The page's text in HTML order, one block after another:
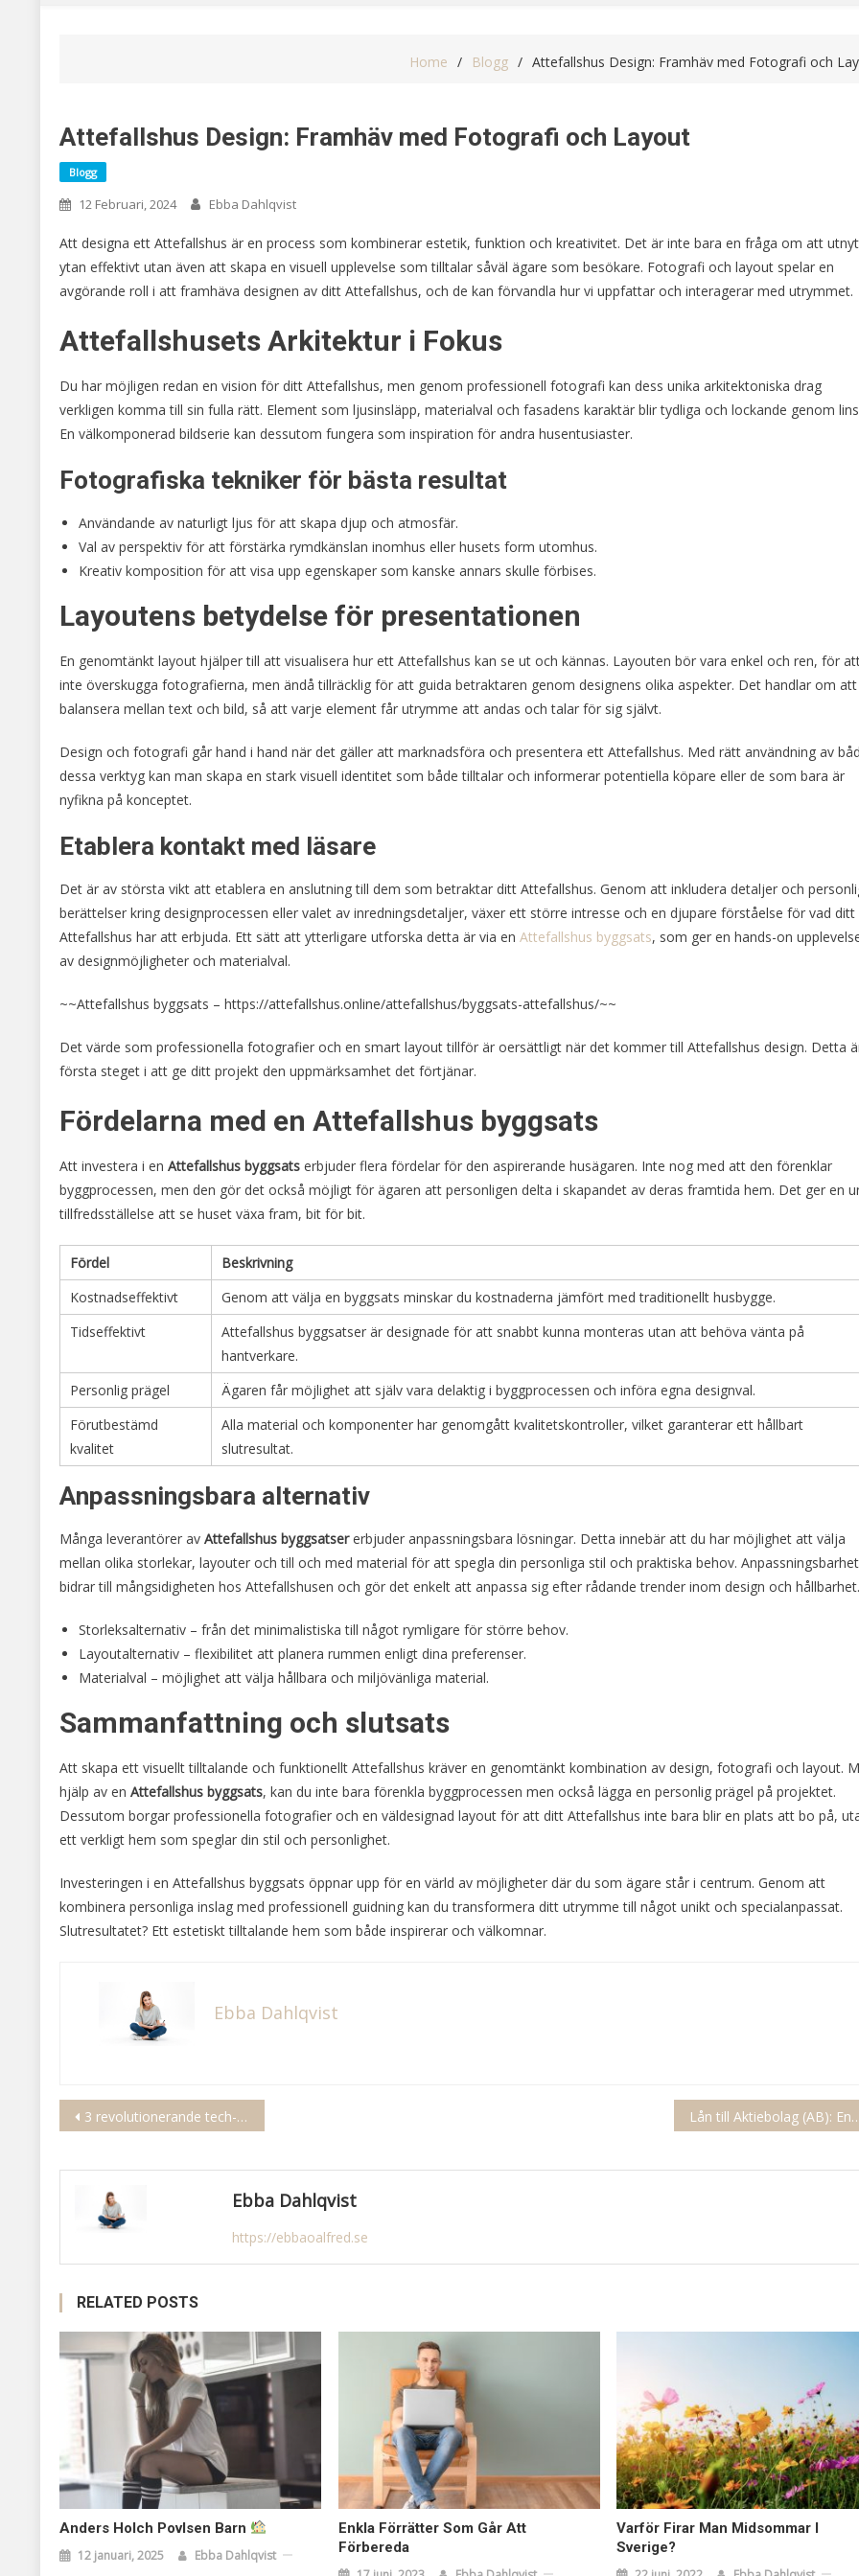
Home Blogg Attefallshus Design: Framhäv med Fotografi och
Attefallshus Design: Framhäv med Fotografi och Layout
Blogg
12 Februari, 2024 Ebba Dahlqvist
Att designa ett Attefallshus är en process som kombinerar estetik, funktion och kreativitet. Det är inte bara en fråga om att
ytan effektivt utan även att skapa en visuell upplevelse som tilltalar såväl ägare som besökare. Fotografi och layout spelar en
avgörande roll i att framhäva designen av ditt Attefallshus, och de kan förvandla hur vi uppfattar och interagerar med utrymmet.
Attefallshusets Arkitektur i Fokus
Du har möjligen redan en vision för ditt Attefallshus, men genom professionell fotografi kan dess unika arkitektoniska drag
verkligen komma till sin fulla rätt. Element som ljusinsläpp, materialval och fasadens karaktär blir tydliga och lockande genom
En välkomponerad bildserie kan dessutom fungera som inspiration för andra husentusiaster.
Fotografiska tekniker för bästa resultat
Användande av naturligt ljus för att skapa djup och atmosfär.
Val av perspektiv för att förstärka rymdkänslan inomhus eller husets form utomhus.
Kreativ komposition för att visa upp egenskaper som kanske annars skulle förbises.
Layoutens betydelse för presentationen
En genomtänkt layout hjälper till att visualisera hur ett Attefallshus kan se ut och kännas. Layouten bör vara enkel och ren, för
inte överskugga fotografierna, men ändå tillräcklig för att guida betraktaren genom designens olika aspekter. Det handlar om att
balansera mellan text och bild, så att varje element får utrymme att andas och talar för sig självt.
Design och fotografi går hand i hand när det gäller att marknadsföra och presentera ett Attefallshus. Med rätt användning av
dessa verktyg kan man skapa en stark visuell identitet som både tilltalar och informerar potentiella köpare eller de som bara är
nyfikna på konceptet.
Etablera kontakt med läsare
Det är av största vikt att etablera en anslutning till dem som betraktar ditt Attefallshus. Genom att inkludera detaljer och
berättelser kring designprocessen eller valet av inredningsdetaljer, växer ett större intresse och en djupare förståelse för vad ditt
Attefallshus har att erbjuda. Ett sätt att ytterligare utforska detta är via en Attefallshus byggsats, som ger en hands-on
av designmöjligheter och materialval.
~~Attefallshus byggsats – https://attefallshus.online/attefallshus/byggsats-attefallshus/~~
Det värde som professionella fotografier och en smart layout tillför är oersättligt när det kommer till Attefallshus design. Detta
första steget i att ge ditt projekt den uppmärksamhet det förtjänar.
Fördelarna med en Attefallshus byggsats
Att investera i en Attefallshus byggsats erbjuder flera fördelar för den aspirerande husägaren. Inte nog med att den förenklar
byggprocessen, men den gör det också möjligt för ägaren att personligen delta i skapandet av deras framtida hem. Det ger en
tillfredsställelse att se huset växa fram, bit för bit.
Fördel
Beskrivning
Kostnadseffektivt
Genom att välja en byggsats minskar du kostnaderna jämfört med traditionellt husbygge.
Tidseffektivt
Attefallshus byggsatser är designade för att snabbt kunna monteras utan att behöva vänta på
hantverkare.
Personlig prägel
Ägaren får möjlighet att själv vara delaktig i byggprocessen och införa egna designval.
Förutbestämd
kvalitet
Alla material och komponenter har genomgått kvalitetskontroller, vilket garanterar ett hållbart
slutresultat.
Anpassningsbara alternativ
Många leverantörer av Attefallshus byggsatsererbjuder anpassningsbara lösningar. Detta innebär att du har möjlighet att välja
mellan olika storlekar, layouter och till och med material för att spegla din personliga stil och praktiska behov.
bidrar till mångsidigheten hos Attefallshusen och gör det enkelt att anpassa sig efter rådande trender inom design och hållbarhet.
Storleksalternativ – från det minimalistiska till något rymligare för större behov.
Layoutalternativ – flexibilitet att planera rummen enligt dina preferenser.
Materialval – möjlighet att välja hållbara och miljövänliga material.
Sammanfattning och slutsats
Att skapa ett visuellt tilltalande och funktionellt Attefallshus kräver en genomtänkt kombination av design, fotografi och layout.
hjälp av en Attefallshus byggsats, kan du inte bara förenkla byggprocessen men också lägga en personlig prägel på projektet.
Dessutom borgar professionella fotografier och en väldesignad layout för att ditt Attefallshus inte bara blir en plats att bo på,
ett verkligt hem som speglar din stil och personlighet.
Investeringen i en Attefallshus byggsats öppnar upp för en värld av möjligheter där du som ägare står i centrum. Genom att
kombinera personliga inslag med professionell guidning kan du transformera ditt utrymme till något unikt och specialanpassat.
Slutresultatet? Ett estetiskt tilltalande hem som både inspirerar och välkomnar.
Ebba Dahlqvist
Inläggsnavigering
3 revolutionerande tech-innovationer Lån till Aktiebolag
Ebba Dahlqvist
https://ebbaoalfred.se
RELATED POSTS
Anders Holch Povlsen Barn
12 januari, 2025 Ebba Dahlqvist
Enkla Förrätter Som Går Att
Förbereda
Varför Firar Man Midsommar I
Sverige?